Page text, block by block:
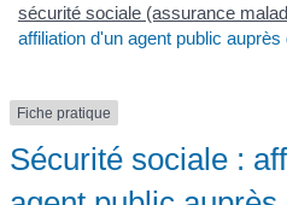
sécurité sociale (assurance
affiliation d'un agent public
Fiche pratique
Sécurité sociale :